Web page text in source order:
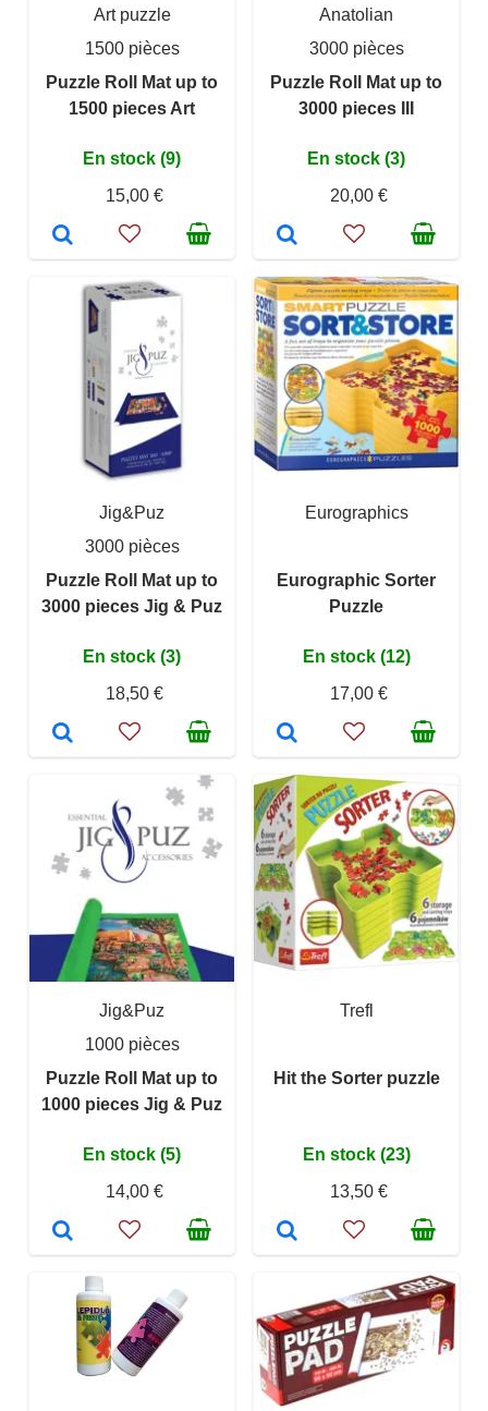
Art puzzle
1500 pièces
Puzzle Roll Mat up to
1500 pieces Art
En stock (9)
15,00 €
Anatolian
3000 pièces
Puzzle Roll Mat up to
3000 pieces III
En stock (3)
20,00 €
Jig&Puz
3000 pièces
Puzzle Roll Mat up to
3000 pieces Jig & Puz
En stock (3)
18,50 €
Eurographics
Eurographic Sorter
Puzzle
En stock (12)
17,00 €
Jig&Puz
1000 pièces
Puzzle Roll Mat up to
1000 pieces Jig & Puz
En stock (5)
14,00 €
Trefl
Hit the Sorter puzzle
En stock (23)
13,50 €